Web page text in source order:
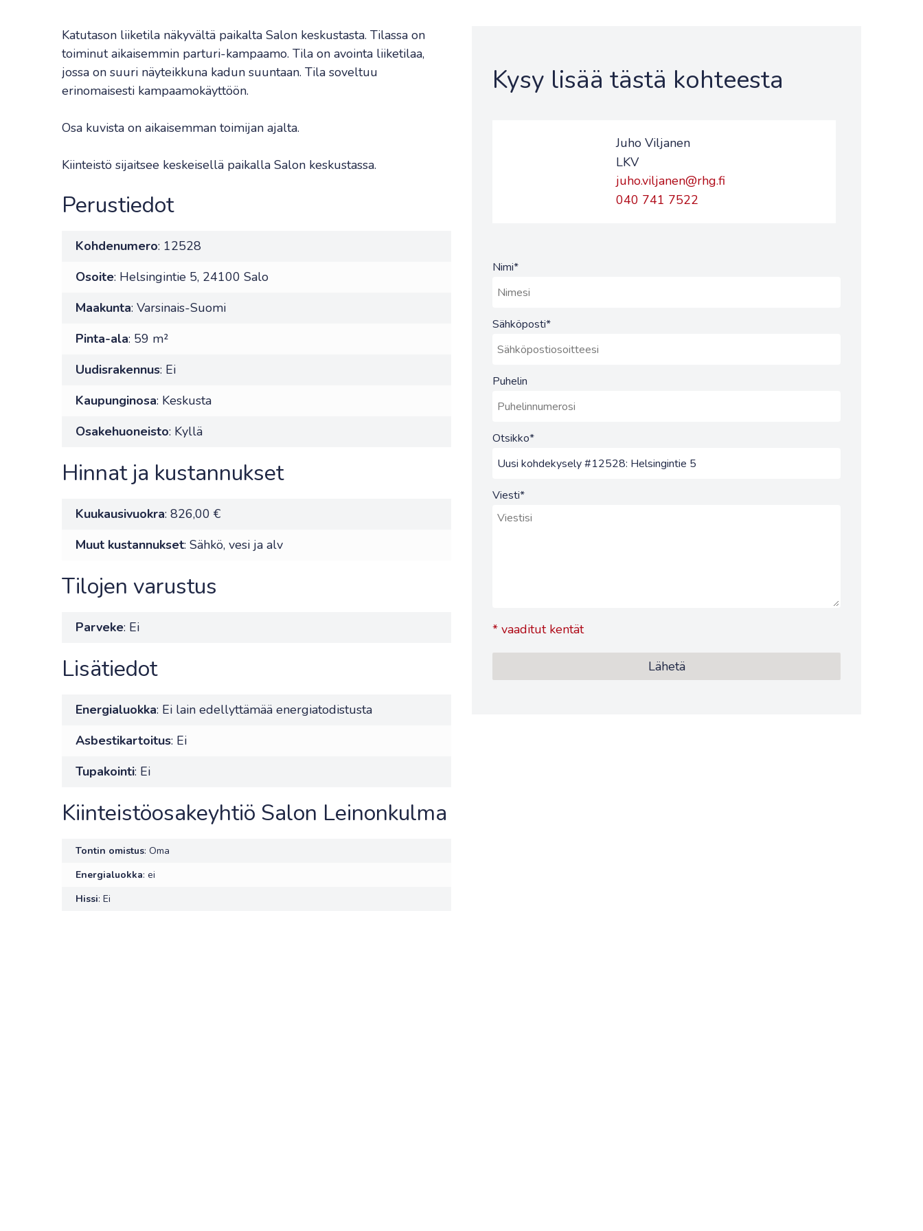
Katutason liiketila näkyvältä paikalta Salon keskustasta. Tilassa on
toiminut aikaisemmin parturi-kampaamo. Tila on avointa liiketilaa,
jossa on suuri näyteikkuna kadun suuntaan. Tila soveltuu
erinomaisesti kampaamokäyttöön.
Osa kuvista on aikaisemman toimijan ajalta.
Kiinteistö sijaitsee keskeisellä paikalla Salon keskustassa.
Perustiedot
Kohdenumero: 12528
Osoite: Helsingintie 5, 24100 Salo
Maakunta: Varsinais-Suomi
Pinta-ala: 59 m²
Uudisrakennus: Ei
Kaupunginosa: Keskusta
Osakehuoneisto: Kyllä
Hinnat ja kustannukset
Kuukausivuokra: 826,00 €
Muut kustannukset: Sähkö, vesi ja alv
Tilojen varustus
Parveke: Ei
Lisätiedot
Energialuokka: Ei lain edellyttämää energiatodistusta
Asbestikartoitus: Ei
Tupakointi: Ei
Kiinteistöosakeyhtiö Salon Leinonkulma
Tontin omistus: Oma
Energialuokka: ei
Hissi: Ei
Kysy lisää tästä kohteesta
Juho Viljanen
LKV
juho.viljanen@rhg.fi
040 741 7522
Nimi*
Sähköposti*
Puhelin
Otsikko*
Viesti*
* vaaditut kentät